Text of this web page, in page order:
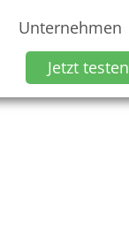
Unternehmen
Jetzt testen